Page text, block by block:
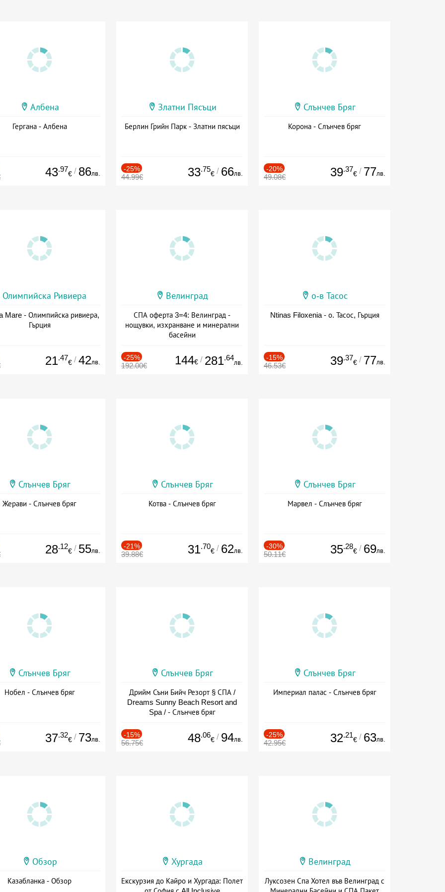
Албена
Гергана - Албена
43.97
€ / 86лв.
Златни Пясъци
Берлин Грийн Парк - Златни пясъци
-25%
44.99€ 33.75
€ / 66лв.
Слънчев Бряг
Корона - Слънчев бряг
-20%
49.08€ 39.37
€ / 77лв.
Олимпийска Ривиера
Mare - Олимпийска ривиера,
Гърция
21.47
€ / 42лв.
Велинград
СПА оферта 3=4: Велинград -
нощувки, изхранване и минерални
басейни
-25%
192.00€ 144€ / 281.64
лв.
о-в Тасос
Ntinas Filoxenia - о. Тасос, Гърция
-15%
46.53€ 39.37
€ / 77лв.
Слънчев Бряг
Жерави - Слънчев бряг
28.12
€ / 55лв.
Слънчев Бряг
Котва - Слънчев бряг
-21%
39.88€ 31.70
€ / 62лв.
Слънчев Бряг
Марвел - Слънчев бряг
-30%
50.11€ 35.28
€ / 69лв.
Слънчев Бряг
Нобел - Слънчев бряг
37.32
€ / 73лв.
Слънчев Бряг
Дрийм Съни Бийч Резорт § СПА /
Dreams Sunny Beach Resort and
Spa / - Слънчев бряг
-15%
56.75€ 48.06
€ / 94лв.
Слънчев Бряг
Империал палас - Слънчев бряг
-25%
42.95€ 32.21
€ / 63лв.
Обзор
Казабланка - Обзор
Хургада
Екскурзия до Кайро и Хургада: Полет
Велинград
Луксозен Спа Хотел във Велинград с